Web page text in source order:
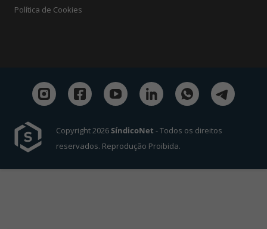
Política de Cookies
Copyright 2026SíndicoNet - Todos os direitos
reservados. Reprodução Proibida.